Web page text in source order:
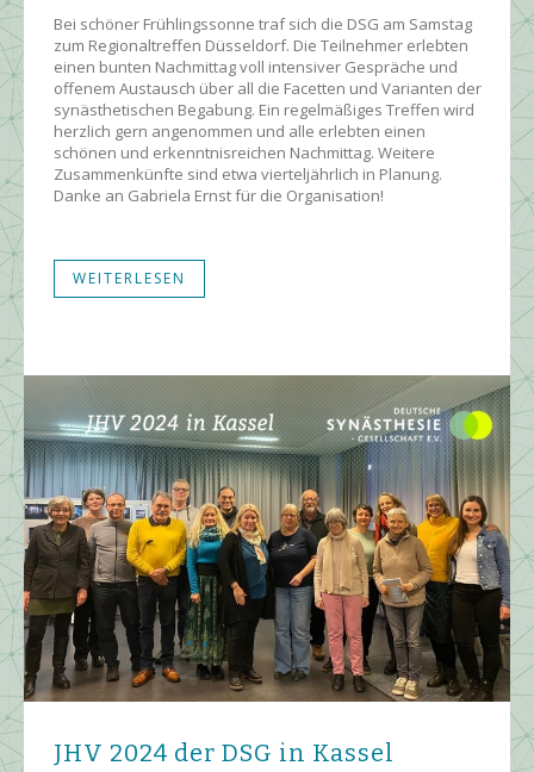
Bei schöner Frühlingssonne traf sich die DSG am Samstag
zum Regionaltreffen Düsseldorf. Die Teilnehmer erlebten
einen bunten Nachmittag voll intensiver Gespräche und
offenem Austausch über all die Facetten und Varianten der
synästhetischen Begabung. Ein regelmäßiges Treffen wird
herzlich gern angenommen und alle erlebten einen
schönen und erkenntnisreichen Nachmittag. Weitere
Zusammenkünfte sind etwa vierteljährlich in Planung.
Danke an Gabriela Ernst für die Organisation!
WEITERLESEN
JHV 2024 der DSG in Kassel